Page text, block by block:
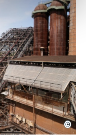
Hütte mit
Hütte | Karl
©